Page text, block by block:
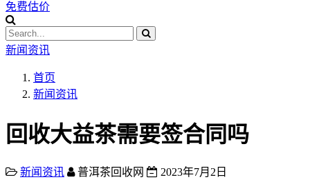
免费估价
新闻资讯
首页
新闻资讯
回收大益茶需要签合同吗
新闻资讯 普洱茶回收网 2023年7月2日